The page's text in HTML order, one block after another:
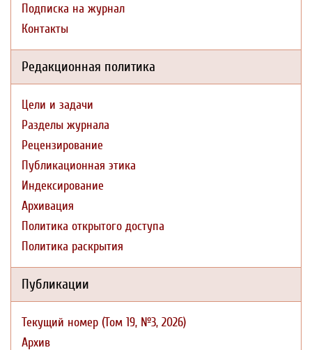
Подписка на журнал
Контакты
Редакционная политика
Цели и задачи
Разделы журнала
Рецензирование
Публикационная этика
Индексирование
Архивация
Политика открытого доступа
Политика раскрытия
Публикации
Текущий номер (Том 19, №3, 2026)
Архив